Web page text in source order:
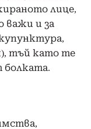
лице,
важи и за
тъй като те